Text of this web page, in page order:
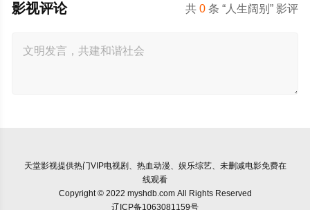
共0 条 “人生阔别” 影评
影视评论
天堂影视提供热门VIP电视剧、热血动漫、娱乐综艺、未删减电影免费在
线观看
Copyright © 2022 myshdb.com All Rights Reserved
辽ICP备1063081159号